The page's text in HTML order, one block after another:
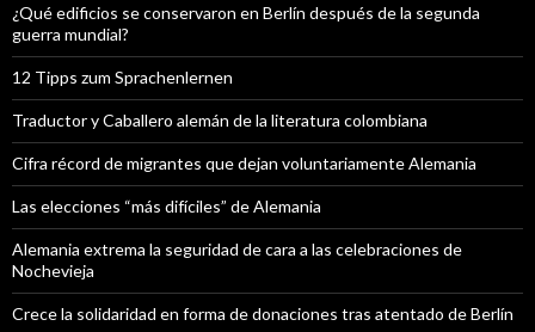
¿Qué edificios se conservaron en Berlín después de la segunda
guerra mundial?
12 Tipps zum Sprachenlernen
Traductor y Caballero alemán de la literatura colombiana
Cifra récord de migrantes que dejan voluntariamente Alemania
Las elecciones “más difíciles” de Alemania
Alemania extrema la seguridad de cara a las celebraciones de
Nochevieja
Crece la solidaridad en forma de donaciones tras atentado de Berlín